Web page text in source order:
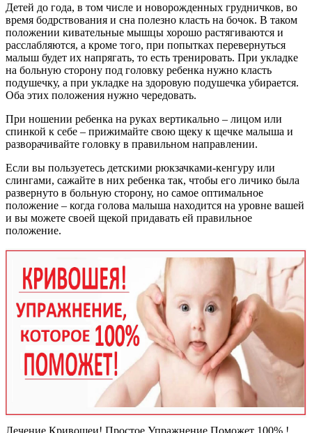
Детей до года, в том числе и новорожденных грудничков, во
время бодрствования и сна полезно класть на бочок. В таком
положении кивательные мышцы хорошо растягиваются и
расслабляются, а кроме того, при попытках перевернуться
малыш будет их напрягать, то есть тренировать. При укладке
на больную сторону под головку ребенка нужно класть
подушечку, а при укладке на здоровую подушечка убирается.
Оба этих положения нужно чередовать.
При ношении ребенка на руках вертикально – лицом или
спинкой к себе – прижимайте свою щеку к щечке малыша и
разворачивайте головку в правильном направлении.
Если вы пользуетесь детскими рюкзачками-кенгуру или
слингами, сажайте в них ребенка так, чтобы его личико была
развернуто в больную сторону, но самое оптимальное
положение – когда голова малыша находится на уровне вашей
и вы можете своей щекой придавать ей правильное
положение.
Лечение Кривошеи! Простое Упражнение Поможет 100% !